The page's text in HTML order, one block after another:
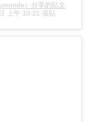
）分享的貼文
上午 10:21 張貼